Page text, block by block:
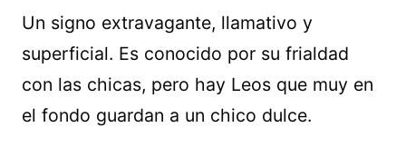
Un signo extravagante, llamativo y
superficial. Es conocido por su frialdad
con las chicas, pero hay Leos que muy en
el fondo guardan a un chico dulce.